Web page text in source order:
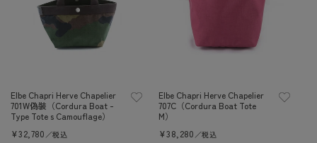
Elbe Chapri Herve Chapelier
701W偽裝（Cordura Boat -
Type Tote s Camouflage）
定
¥32,780 ／税込
Elbe Chapri Herve Chapelier
707C（Cordura Boat Tote
M）
定
¥38,280 ／税込